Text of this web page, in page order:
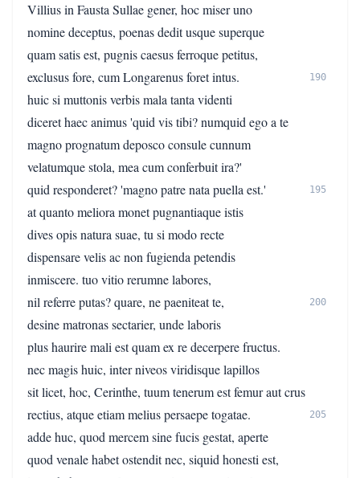
Villius in Fausta Sullae gener, hoc miser uno
nomine deceptus, poenas dedit usque superque
quam satis est, pugnis caesus ferroque petitus,
exclusus fore, cum Longarenus foret intus.
190
huic si muttonis verbis mala tanta videnti
diceret haec animus 'quid vis tibi? numquid ego a te
magno prognatum deposco consule cunnum
velatumque stola, mea cum conferbuit ira?'
quid responderet? 'magno patre nata puella est.'
195
at quanto meliora monet pugnantiaque istis
dives opis natura suae, tu si modo recte
dispensare velis ac non fugienda petendis
inmiscere. tuo vitio rerumne labores,
nil referre putas? quare, ne paeniteat te,
200
desine matronas sectarier, unde laboris
plus haurire mali est quam ex re decerpere fructus.
nec magis huic, inter niveos viridisque lapillos
sit licet, hoc, Cerinthe, tuum tenerum est femur aut crus
rectius, atque etiam melius persaepe togatae.
205
adde huc, quod mercem sine fucis gestat, aperte
quod venale habet ostendit nec, siquid honesti est,